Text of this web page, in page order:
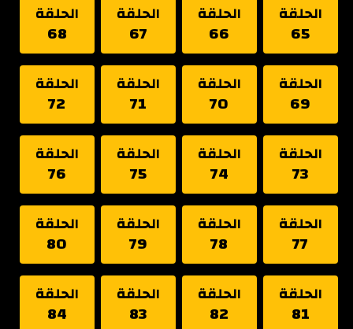
الحلقة
65
الحلقة
66
الحلقة
67
الحلقة
68
الحلقة
69
الحلقة
70
الحلقة
71
الحلقة
72
الحلقة
73
الحلقة
74
الحلقة
75
الحلقة
76
الحلقة
77
الحلقة
78
الحلقة
79
الحلقة
80
الحلقة
81
الحلقة
82
الحلقة
83
الحلقة
84